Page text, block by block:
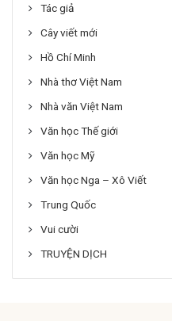
Tác giả
Cây viết mới
Hồ Chí Minh
Nhà thơ Việt Nam
Nhà văn Việt Nam
Văn học Thế giới
Văn học Mỹ
Văn học Nga – Xô Viết
Trung Quốc
Vui cười
TRUYỆN DỊCH